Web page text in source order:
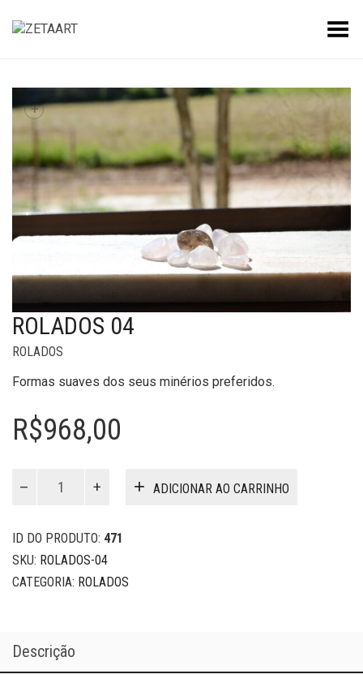
Alternar Menu
+
ROLADOS 04
ROLADOS
Formas suaves dos seus minérios preferidos.
R$968,00
ADICIONAR AO CARRINHO
ID DO PRODUTO: 471
SKU: ROLADOS-04
CATEGORIA: ROLADOS
Descrição